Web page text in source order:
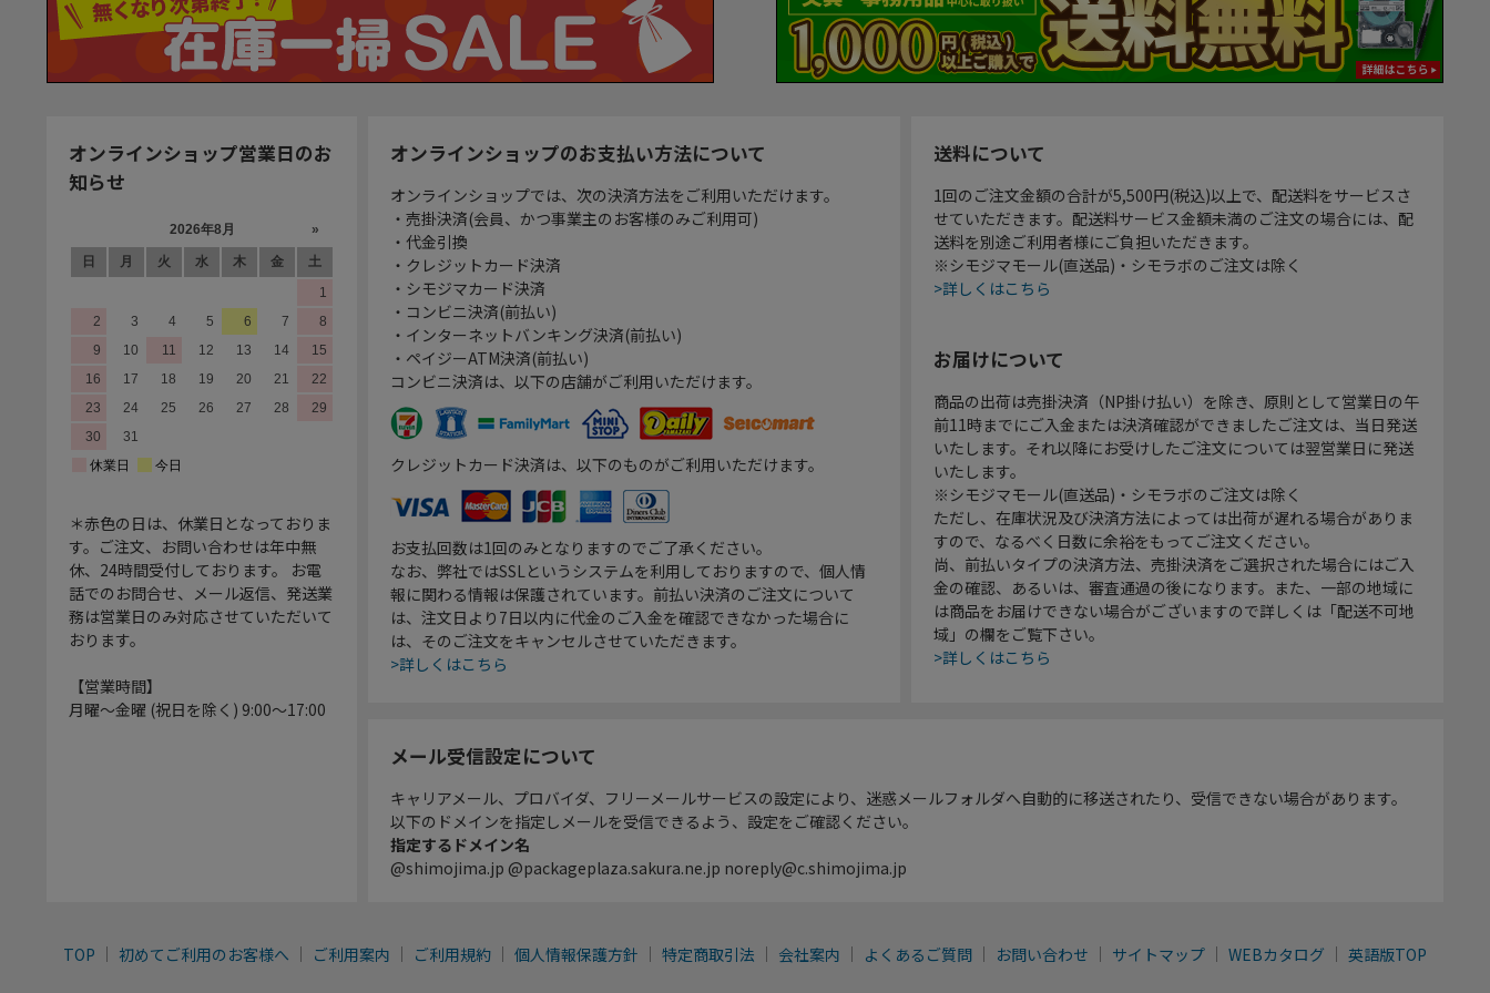
オンラインショップ営業日のお
知らせ
＊赤色の日は、休業日となっておりま
す。ご注文、お問い合わせは年中無
休、24時間受付しております。 お電
話でのお問合せ、メール返信、発送業
務は営業日のみ対応させていただいて
おります。
【営業時間】
月曜～金曜 (祝日を除く) 9:00～17:00
オンラインショップのお支払い方法について
オンラインショップでは、次の決済方法をご利用いただけます。
・売掛決済(会員、かつ事業主のお客様のみご利用可)
・代金引換
・クレジットカード決済
・シモジマカード決済
・コンビニ決済(前払い)
・インターネットバンキング決済(前払い)
・ペイジーATM決済(前払い)
コンビニ決済は、以下の店舗がご利用いただけます。
クレジットカード決済は、以下のものがご利用いただけます。
お支払回数は1回のみとなりますのでご了承ください。
なお、弊社ではSSLというシステムを利用しておりますので、個人情
報に関わる情報は保護されています。前払い決済のご注文について
は、注文日より7日以内に代金のご入金を確認できなかった場合に
は、そのご注文をキャンセルさせていただきます。
>詳しくはこちら
送料について
1回のご注文金額の合計が5,500円(税込)以上で、配送料をサービスさ
せていただきます。配送料サービス金額未満のご注文の場合には、配
送料を別途ご利用者様にご負担いただきます。
※シモジマモール(直送品)・シモラボのご注文は除く
>詳しくはこちら
お届けについて
商品の出荷は売掛決済（NP掛け払い）を除き、原則として営業日の午
前11時までにご入金または決済確認ができましたご注文は、当日発送
いたします。それ以降にお受けしたご注文については翌営業日に発送
いたします。
※シモジマモール(直送品)・シモラボのご注文は除く
ただし、在庫状況及び決済方法によっては出荷が遅れる場合がありま
すので、なるべく日数に余裕をもってご注文ください。
尚、前払いタイプの決済方法、売掛決済をご選択された場合にはご入
金の確認、あるいは、審査通過の後になります。また、一部の地域に
は商品をお届けできない場合がございますので詳しくは「配送不可地
域」の欄をご覧下さい。
>詳しくはこちら
メール受信設定について
キャリアメール、プロバイダ、フリーメールサービスの設定により、迷惑メールフォルダへ自動的に移送されたり、受信できない場合があります。
以下のドメインを指定しメールを受信できるよう、設定をご確認ください。
指定するドメイン名
@shimojima.jp @packageplaza.sakura.ne.jp noreply@c.shimojima.jp
TOP 初めてご利用のお客様へ ご利用案内 ご利用規約 個人情報保護方針 特定商取引法 会社案内 よくあるご質問 お問い合わせ サイトマップ WEBカタログ 英語版TOP